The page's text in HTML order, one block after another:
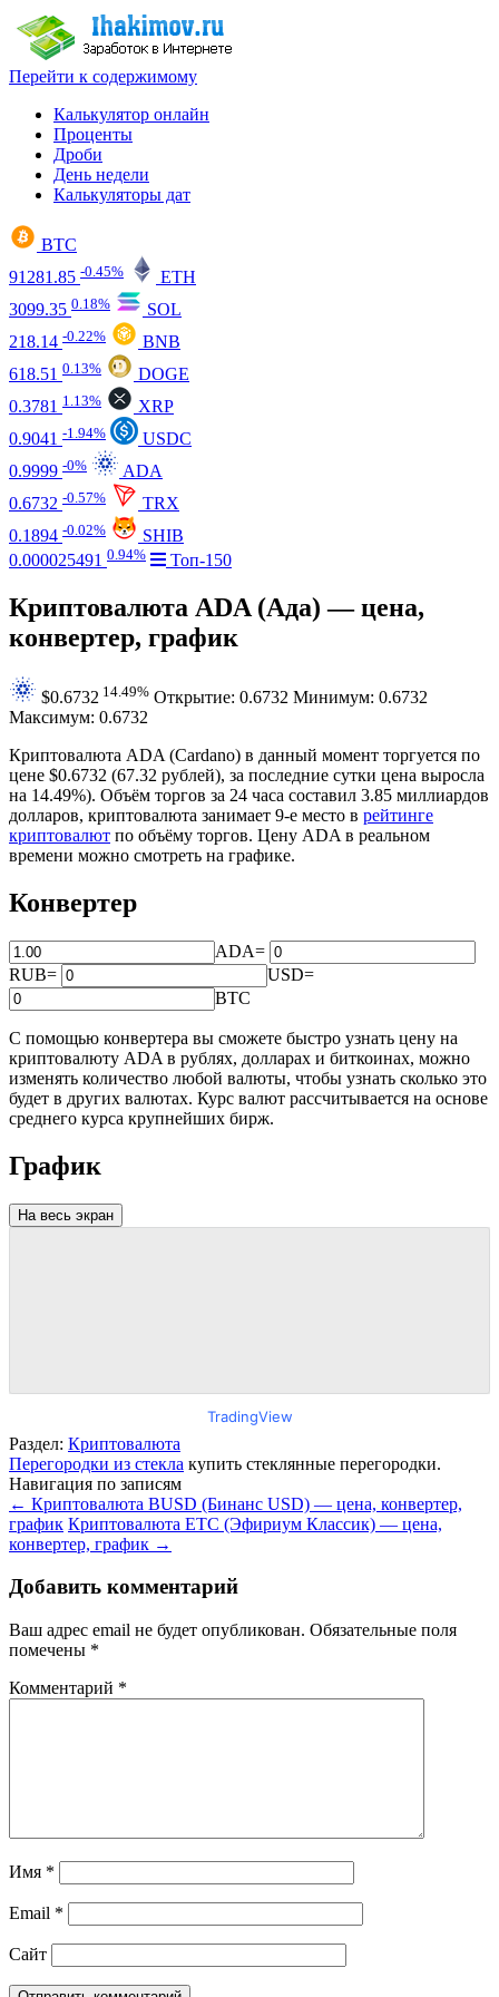
Перейти к содержимому
Калькулятор онлайн
Проценты
Дроби
День недели
Калькуляторы дат
BTC
91281.85 -0.45%
ETH
3099.35 0.18%
SOL
218.14 -0.22%
BNB
618.51 0.13%
DOGE
0.3781 1.13%
XRP
0.9041 -1.94%
USDC
0.9999 -0%
ADA
0.6732 -0.57%
TRX
0.1894 -0.02%
SHIB
0.000025491 0.94% Топ-150
Криптовалюта ADA (Ада) — цена,
конвертер, график
$0.6732 14.49% Открытие: 0.6732 Минимум: 0.6732
Максимум: 0.6732
Криптовалюта ADA (Cardano) в данный момент торгуется по
цене $0.6732 (67.32 рублей), за последние сутки цена выросла
на 14.49%). Объём торгов за 24 часа составил 3.85 миллиардов
долларов, криптовалюта занимает 9‑е место в рейтинге
криптовалют по объёму торгов. Цену ADA в реальном
времени можно смотреть на графике.
Конвертер
ADA=
RUB= USD=
BTC
С помощью конвертера вы сможете быстро узнать цену на
криптовалюту ADA в рублях, долларах и биткоинах, можно
изменять количество любой валюты, чтобы узнать сколько это
будет в других валютах. Курс валют рассчитывается на основе
среднего курса крупнейших бирж.
График
На весь экран
TradingView
Раздел: Криптовалюта
Перегородки из стекла купить стеклянные перегородки.
Навигация по записям
← Криптовалюта BUSD (Бинанс USD) — цена, конвертер,
график Криптовалюта ETC (Эфириум Классик) — цена,
конвертер, график →
Добавить комментарий
Ваш адрес email не будет опубликован. Обязательные поля
помечены *
Комментарий *
Имя *
Email *
Сайт